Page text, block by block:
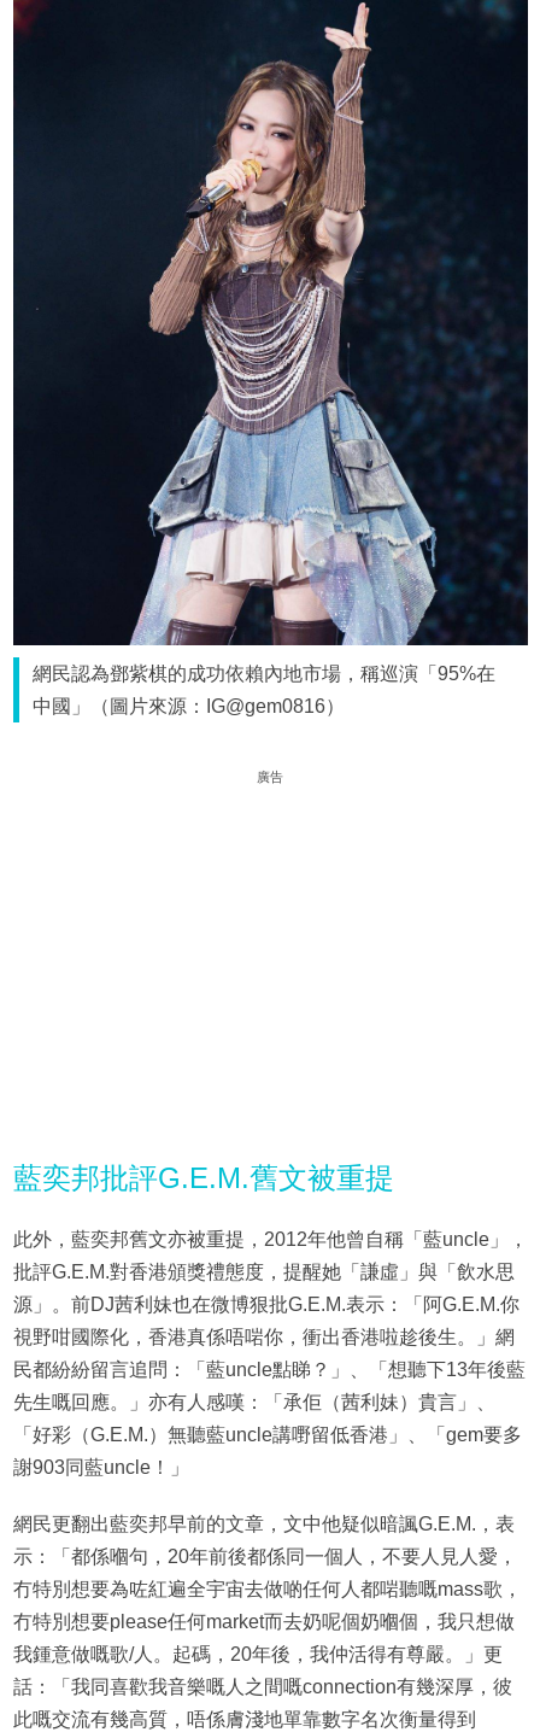
網民認為鄧紫棋的成功依賴內地市場，稱巡演「95%在
中國」（圖片來源：IG@gem0816）
廣告
藍奕邦批評G.E.M.舊文被重提
此外，藍奕邦舊文亦被重提，2012年他曾自稱「藍uncle」，
批評G.E.M.對香港頒獎禮態度，提醒她「謙虛」與「飲水思
源」。前DJ茜利妹也在微博狠批G.E.M.表示：「阿G.E.M.你
視野咁國際化，香港真係唔啱你，衝出香港啦趁後生。」網
民都紛紛留言追問：「藍uncle點睇？」、「想聽下13年後藍
先生嘅回應。」亦有人感嘆：「承佢（茜利妹）貴言」、
「好彩（G.E.M.）無聽藍uncle講嘢留低香港」、「gem要多
謝903同藍uncle！」
網民更翻出藍奕邦早前的文章，文中他疑似暗諷G.E.M.，表
示：「都係嗰句，20年前後都係同一個人，不要人見人愛，
冇特別想要為咗紅遍全宇宙去做啲任何人都啱聽嘅mass歌，
冇特別想要please任何market而去奶呢個奶嗰個，我只想做
我鍾意做嘅歌/人。起碼，20年後，我仲活得有尊嚴。」更
話：「我同喜歡我音樂嘅人之間嘅connection有幾深厚，彼
此嘅交流有幾高質，唔係膚淺地單靠數字名次衡量得到